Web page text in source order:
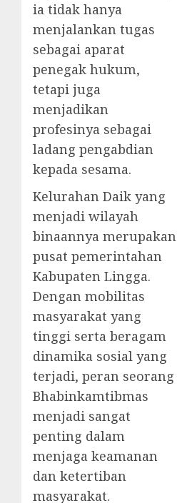
ia tidak hanya
menjalankan tugas
sebagai aparat
penegak hukum,
tetapi juga
menjadikan
profesinya sebagai
ladang pengabdian
kepada sesama.
Kelurahan Daik yang
menjadi wilayah
binaannya merupakan
pusat pemerintahan
Kabupaten Lingga.
Dengan mobilitas
masyarakat yang
tinggi serta beragam
dinamika sosial yang
terjadi, peran seorang
Bhabinkamtibmas
menjadi sangat
penting dalam
menjaga keamanan
dan ketertiban
masyarakat.